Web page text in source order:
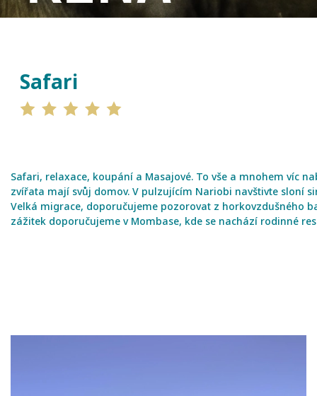
Safari
Safari, relaxace, koupání a Masajové. To vše a mnohem víc
zvířata mají svůj domov. V pulzujícím Nariobi navštivte sloní
Velká migrace, doporučujeme pozorovat z horkovzdušného
zážitek doporučujeme v Mombase, kde se nachází rodinné